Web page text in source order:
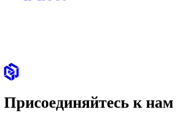
Присоединяйтесь к нам